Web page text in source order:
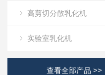
高剪切分散乳化机
实验室乳化机
查看全部产品 >>